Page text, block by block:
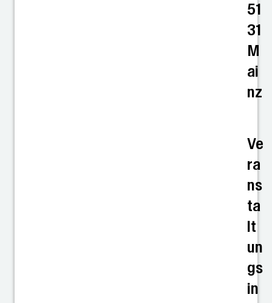
51
31
M
ai
nz
Ve
ra
ns
ta
lt
un
gs
in